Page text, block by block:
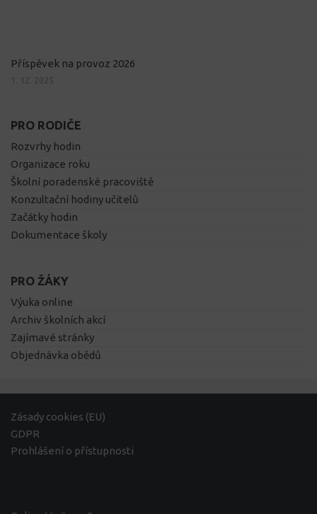
Příspěvek na provoz 2026
1. 12. 2025
PRO RODIČE
Rozvrhy hodin
Organizace roku
Školní poradenské pracoviště
Konzultační hodiny učitelů
Začátky hodin
Dokumentace školy
PRO ŽÁKY
Výuka online
Archiv školních akcí
Zajímavé stránky
Objednávka obědů
Zásady cookies (EU)
GDPR
Prohlášení o přístupnosti